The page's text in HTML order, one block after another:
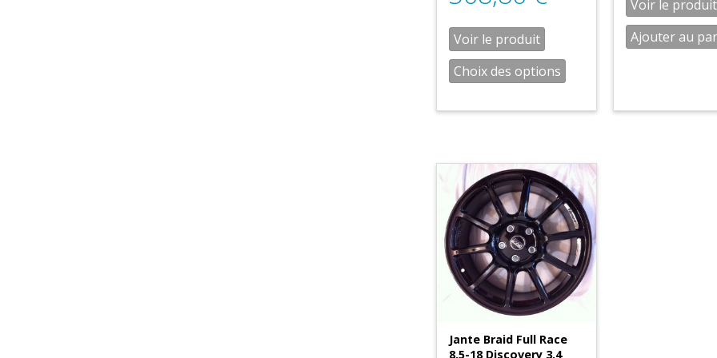
Voir le produit
Choix des options
Voir le produit
Ajouter au
Jante Braid Full Race
8.5-18 Discovery 3,4